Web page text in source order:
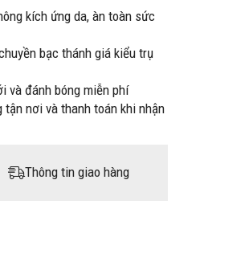
kích ứng da, àn toàn sức
bạc thánh giá kiểu trụ
và đánh bóng miễn phí
tận nơi và thanh toán khi nhận
Thông tin giao hàng